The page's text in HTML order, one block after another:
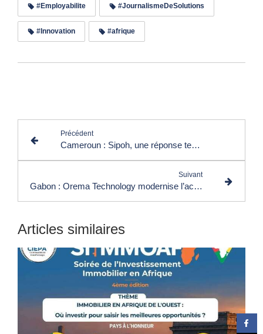
#Employabilite #JournalismeDeSolutions
#Innovation #afrique
Précédent
Cameroun : Sipoh, une réponse technologique aux défis de la sécurité urbaine
Suivant
Gabon : Orema Technology modernise l’accès à l’électricité grâce aux objets connectés
Articles similaires